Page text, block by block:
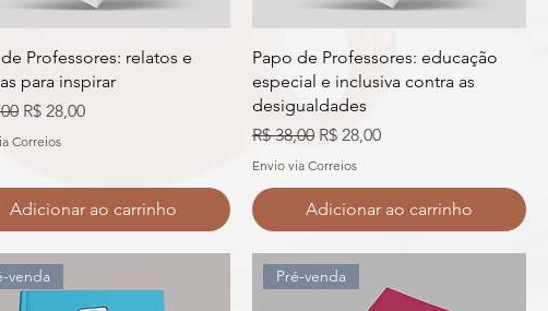
Professores: relatos e
para inspirar
normal
Preço promocional
R$ 28,00
Correios
Adicionar ao carrinho
Papo de Professores: educação
especial e inclusiva contra as
desigualdades
Preço normal
R$ 38,00 Preço promocional
R$ 28,00
Envio via Correios
Adicionar ao carrinho
venda Pré-venda